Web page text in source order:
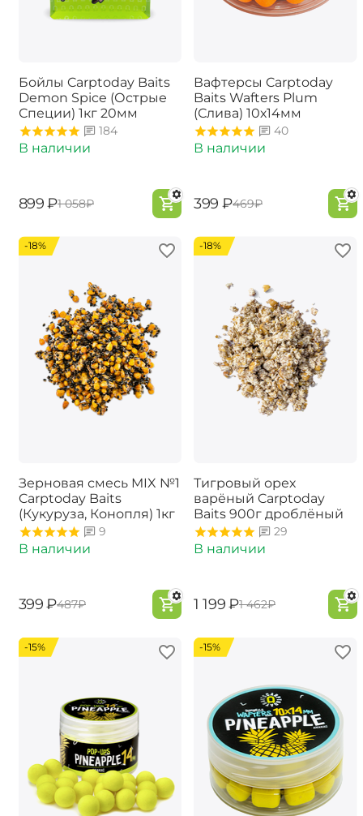
Бойлы Carptoday Baits
Demon Spice (Острые
Специи) 1кг 20мм
184
В наличии
‍899‍ ₽‍1 058‍₽
Вафтерсы Carptoday
Baits Wafters Plum
(Слива) 10х14мм
40
В наличии
‍399‍ ₽‍469‍₽
-18%
Зерновая смесь MIX №1
Carptoday Baits
(Кукуруза, Конопля) 1кг
9
В наличии
‍399‍ ₽‍487‍₽
-18%
Тигровый орех
варёный Carptoday
Baits 900г дроблёный
29
В наличии
‍1 199‍₽‍1 462‍₽
-15% -15%